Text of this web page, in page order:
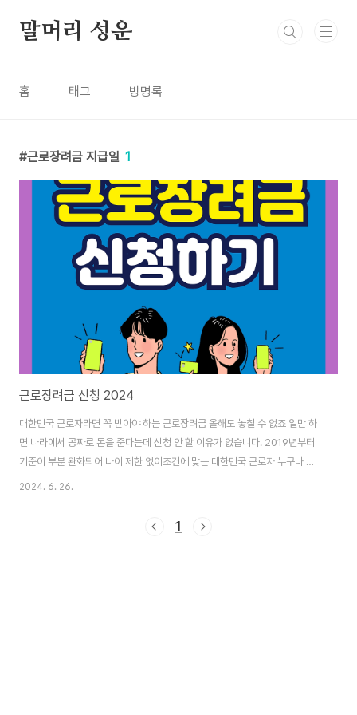
말머리 성운
홈 태그 방명록
근로장려금 지급일 1
근로장려금 신청 2024
대한민국 근로자라면 꼭 받아야 하는 근로장려금 올해도 놓칠 수 없죠 일만 하
면 나라에서 공짜로 돈을 준다는데 신청 안 할 이유가 없습니다. 2019년부터
기준이 부분 완화되어 나이 제한 없이조건에 맞는 대한민국 근로자 누구나 최
대 330만 원을 받을 수 있습니다. (초간단) 근로장려금 신청하기👈 근로장
청 지급액까지 총 5개로 나눠 밑에서 자세히 알아보도록 하겠습니다. 근로장
2024. 6. 26.
1